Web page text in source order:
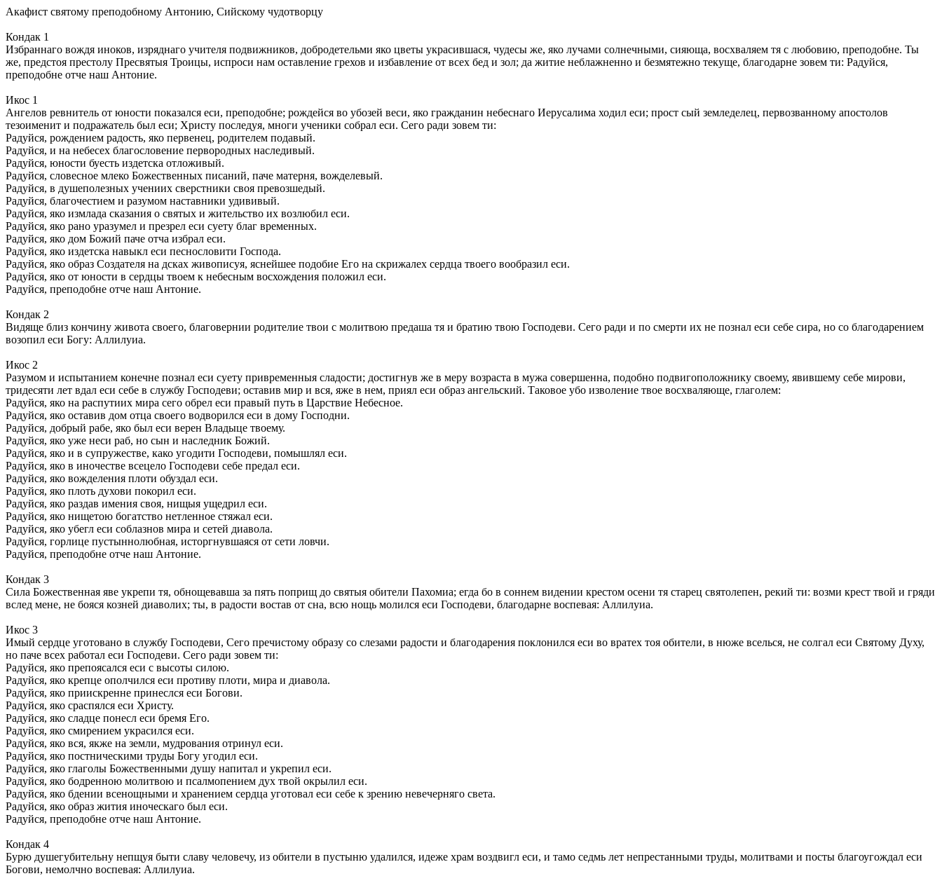
Акафист святому преподобному Антонию, Сийскому чудотворцу
Кондак 1
Избраннаго вождя иноков, изряднаго учителя подвижников, добродетельми яко цветы украсившася, чудесы же, яко лучами солнечными, сияюща, восхваляем тя с любовию, преподобне. Ты
же, предстоя престолу Пресвятыя Троицы, испроси нам оставление грехов и избавление от всех бед и зол; да житие неблажненно и безмятежно текуще, благодарне зовем ти: Радуйся,
преподобне отче наш Антоние.
Икос 1
Ангелов ревнитель от юности показался еси, преподобне; рождейся во убозей веси, яко гражданин небеснаго Иерусалима ходил еси; прост сый земледелец, первозванному апостолов
тезоименит и подражатель был еси; Христу последуя, многи ученики собрал еси. Сего ради зовем ти:
Радуйся, рождением радость, яко первенец, родителем подавый.
Радуйся, и на небесех благословение первородных наследивый.
Радуйся, юности буесть издетска отложивый.
Радуйся, словесное млеко Божественных писаний, паче матерня, вожделевый.
Радуйся, в душеполезных учениих сверстники своя превозшедый.
Радуйся, благочестием и разумом наставники удививый.
Радуйся, яко измлада сказания о святых и жительство их возлюбил еси.
Радуйся, яко рано уразумел и презрел еси суету благ временных.
Радуйся, яко дом Божий паче отча избрал еси.
Радуйся, яко издетска навыкл еси песнословити Господа.
Радуйся, яко образ Создателя на дсках живописуя, яснейшее подобие Его на скрижалех сердца твоего вообразил еси.
Радуйся, яко от юности в сердцы твоем к небесным восхождения положил еси.
Радуйся, преподобне отче наш Антоние.
Кондак 2
Видяще близ кончину живота своего, благовернии родителие твои с молитвою предаша тя и братию твою Господеви. Сего ради и по смерти их не познал еси себе сира, но со благодарением
возопил еси Богу: Аллилуиа.
Икос 2
Разумом и испытанием конечне познал еси суету привременныя сладости; достигнув же в меру возраста в мужа совершенна, подобно подвигоположнику своему, явившему себе мирови,
тридесяти лет вдал еси себе в службу Господеви; оставив мир и вся, яже в нем, приял еси образ ангельский. Таковое убо изволение твое восхваляюще, глаголем:
Радуйся, яко на распутиих мира сего обрел еси правый путь в Царствие Небесное.
Радуйся, яко оставив дом отца своего водворился еси в дому Господни.
Радуйся, добрый рабе, яко был еси верен Владыце твоему.
Радуйся, яко уже неси раб, но сын и наследник Божий.
Радуйся, яко и в супружестве, како угодити Господеви, помышлял еси.
Радуйся, яко в иночестве всецело Господеви себе предал еси.
Радуйся, яко вожделения плоти обуздал еси.
Радуйся, яко плоть духови покорил еси.
Радуйся, яко раздав имения своя, нищыя ущедрил еси.
Радуйся, яко нищетою богатство нетленное стяжал еси.
Радуйся, яко убегл еси соблазнов мира и сетей диавола.
Радуйся, горлице пустыннолюбная, исторгнувшаяся от сети ловчи.
Радуйся, преподобне отче наш Антоние.
Кондак 3
Сила Божественная яве укрепи тя, обнощевавша за пять поприщ до святыя обители Пахомиа; егда бо в соннем видении крестом осени тя старец святолепен, рекий ти: возми крест твой и гряди
вслед мене, не бояся козней диаволих; ты, в радости востав от сна, всю нощь молился еси Господеви, благодарне воспевая: Аллилуиа.
Икос 3
Имый сердце уготовано в службу Господеви, Сего пречистому образу со слезами радости и благодарения поклонился еси во вратех тоя обители, в нюже вселься, не солгал еси Святому Духу,
но паче всех работал еси Господеви. Сего ради зовем ти:
Радуйся, яко препоясался еси с высоты силою.
Радуйся, яко крепце ополчился еси противу плоти, мира и диавола.
Радуйся, яко приискренне принеслся еси Богови.
Радуйся, яко сраспялся еси Христу.
Радуйся, яко сладце понесл еси бремя Его.
Радуйся, яко смирением украсился еси.
Радуйся, яко вся, якже на земли, мудрования отринул еси.
Радуйся, яко постническими труды Богу угодил еси.
Радуйся, яко глаголы Божественными душу напитал и укрепил еси.
Радуйся, яко бодренною молитвою и псалмопением дух твой окрылил еси.
Радуйся, яко бдении всенощными и хранением сердца уготовал еси себе к зрению невечерняго света.
Радуйся, яко образ жития иноческаго был еси.
Радуйся, преподобне отче наш Антоние.
Кондак 4
Бурю душегубительну непщуя быти славу человечу, из обители в пустыню удалился, идеже храм воздвигл еси, и тамо седмь лет непрестанными труды, молитвами и посты благоугождал еси
Богови, немолчно воспевая: Аллилуиа.